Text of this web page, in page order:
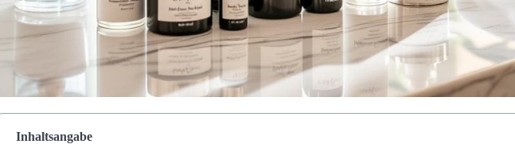
Inhaltsangabe